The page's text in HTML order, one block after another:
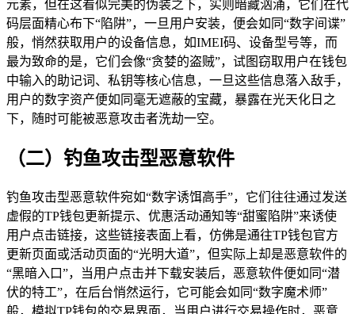
元素，但在这看似完美的伪装之下，实则暗藏汹涌，它们在代
码层面精心布下“陷阱”，一旦用户安装，便会如同“数字间谍”
般，悄然获取用户的设备信息，如IMEI码、设备型号等，而
最为致命的是，它们会像“贪婪的盗贼”，试图窃取用户在钱包
中输入的助记词、私钥等核心信息，一旦这些信息落入敌手，
用户的数字资产便如同毫无遮蔽的宝藏，暴露在光天化日之
下，随时可能被恶意攻击者洗劫一空。
（二）钓鱼攻击型恶意软件
钓鱼攻击型恶意软件宛如“数字诱饵高手”，它们往往通过发送
虚假的TP钱包更新提示、优惠活动通知等“甜蜜陷阱”来诱使
用户点击链接，这些链接表面上看，仿佛是通往TP钱包官方
更新页面或活动页面的“光明大道”，但实际上却是恶意软件的
“黑暗入口”，当用户点击并下载安装后，恶意软件便如同“潜
伏的特工”，在后台悄然运行，它可能会如同“数字魔术师”
般，模拟TP钱包的交易界面，当用户进行交易操作时，恶意